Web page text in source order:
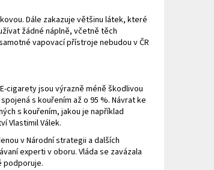
Dále zakazuje většinu látek, které
žádné náplně, včetně těch
vapovací přístroje nebudou v ČR
cigarety jsou výrazně méně škodlivou
s kouřením až o 95 %. Návrat ke
s kouřením, jakou je například
Vlastimil Válek.
v Národní strategii a dalších
experti v oboru. Vláda se zavázala
podporuje.